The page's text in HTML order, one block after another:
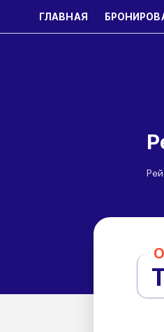
ГЛАВНАЯ